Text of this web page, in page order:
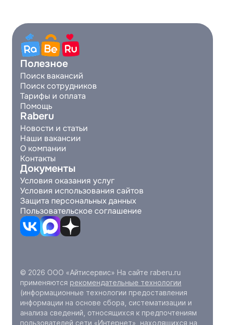
Полезное
Поиск вакансий
Поиск сотрудников
Тарифы и оплата
Помощь
Raberu
Новости и статьи
Наши вакансии
О компании
Контакты
Документы
Условия оказания услуг
Условия использования сайтов
Защита персональных данных
Пользовательское соглашение
© 2026 ООО «Айтисервис» На сайте raberu.ru
применяются рекомендательные технологии
(информационные технологии предоставления
информации на основе сбора, систематизации и
анализа сведений, относящихся к предпочтениям
пользователей сети «Интернет», находящихся на